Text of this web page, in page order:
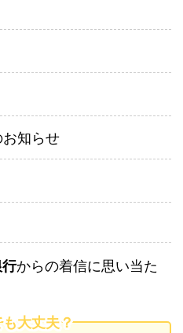
知らせ
からの着信に思い当た
大丈夫？